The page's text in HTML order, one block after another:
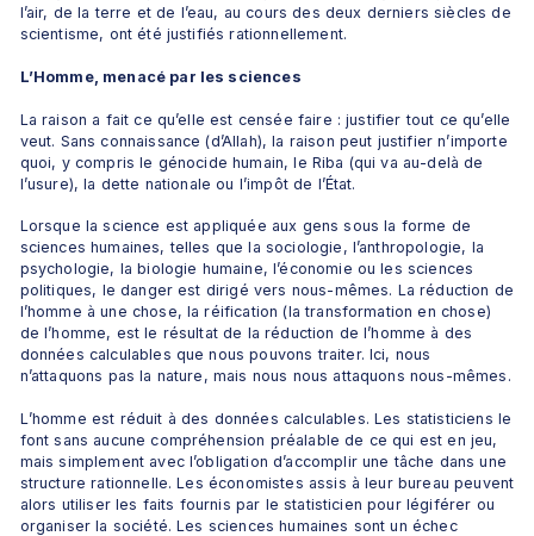
l’air, de la terre et de l’eau, au cours des deux derniers siècles de
scientisme, ont été justifiés rationnellement.
L’Homme, menacé par les sciences
La raison a fait ce qu’elle est censée faire : justifier tout ce qu’elle
veut. Sans connaissance (d’Allah), la raison peut justifier n’importe
quoi, y compris le génocide humain, le Riba (qui va au-delà de
l’usure), la dette nationale ou l’impôt de l’État.
Lorsque la science est appliquée aux gens sous la forme de
sciences humaines, telles que la sociologie, l’anthropologie, la
psychologie, la biologie humaine, l’économie ou les sciences
politiques, le danger est dirigé vers nous-mêmes. La réduction de
l’homme à une chose, la réification (la transformation en chose)
de l’homme, est le résultat de la réduction de l’homme à des
données calculables que nous pouvons traiter. Ici, nous
n’attaquons pas la nature, mais nous nous attaquons nous-mêmes.
L’homme est réduit à des données calculables. Les statisticiens le
font sans aucune compréhension préalable de ce qui est en jeu,
mais simplement avec l’obligation d’accomplir une tâche dans une
structure rationnelle. Les économistes assis à leur bureau peuvent
alors utiliser les faits fournis par le statisticien pour légiférer ou
organiser la société. Les sciences humaines sont un échec